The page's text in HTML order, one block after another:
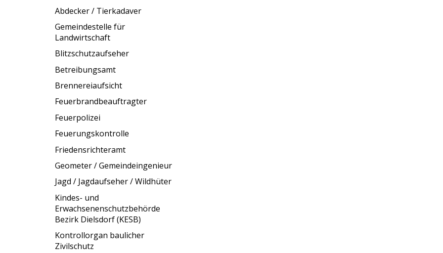
Abdecker / Tierkadaver
Gemeindestelle für
Landwirtschaft
Blitzschutzaufseher
Betreibungsamt
Brennereiaufsicht
Feuerbrandbeauftragter
Feuerpolizei
Feuerungskontrolle
Friedensrichteramt
Geometer / Gemeindeingenieur
Jagd / Jagdaufseher / Wildhüter
Kindes- und
Erwachsenenschutzbehörde
Bezirk Dielsdorf (KESB)
Kontrollorgan baulicher
Zivilschutz